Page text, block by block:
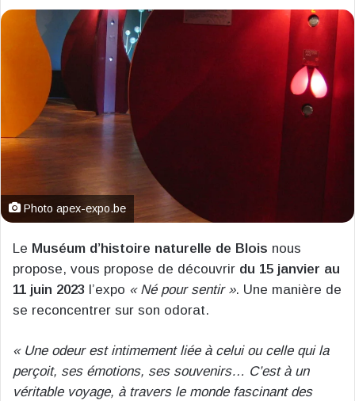
courriel
Photo apex-expo.be
Le Muséum d’histoire naturelle de Blois nous
propose, vous propose de découvrir du 15 janvier au
11 juin 2023 l’expo « Né pour sentir ». Une manière de
se reconcentrer sur son odorat.
« Une odeur est intimement liée à celui ou celle qui la
perçoit, ses émotions, ses souvenirs… C’est à un
véritable voyage, à travers le monde fascinant des